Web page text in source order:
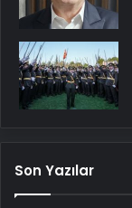
Son Yazılar